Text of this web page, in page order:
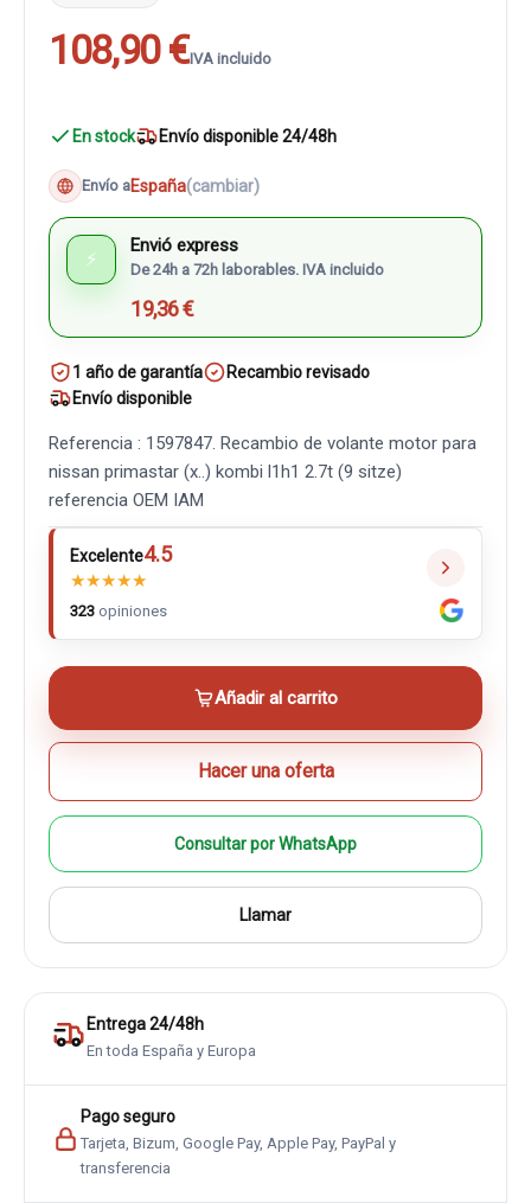
108,90 €IVA incluido
En stock Envío disponible 24/48h
Envío aEspaña(cambiar)
⚡
Envió express
De 24h a 72h laborables. IVA incluido
19,36 €
1 año de garantía
Recambio revisado
Envío disponible
Referencia : 1597847. Recambio de volante motor para
nissan primastar (x..) kombi l1h1 2.7t (9 sitze)
referencia OEM IAM
Excelente4.5
★★★★★
323 opiniones
Añadir al carrito
Hacer una oferta
Consultar por WhatsApp
Llamar
Entrega 24/48h
En toda España y Europa
Pago seguro
Tarjeta, Bizum, Google Pay, Apple Pay, PayPal y
transferencia